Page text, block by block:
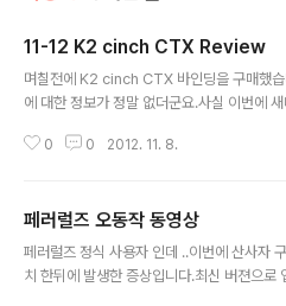
11-12 K2 cinch CTX Review
며칠전에 K2 cinch CTX 바인딩을 구매했
에 대한 정보가 정말 없더군요.사실 이번에
서 지른넘인데.. 한번 타보니 좋아서... 다른것
인딩이랑 같은데...레버를 제끼면 올라갑니다.
놓고 편하게 신고 벚을수 있습니다. 같은 회
그런지 부츠랑 딱 맞습니다. 앞도 딲!! 보관시
0 0 2012. 11. 8.
페러럴즈 오동작 동영상
페러럴즈 정식 사용자 인데 ..이번에 산사자
치 한뒤에 발생한 증상입니다.최신 버젼으로